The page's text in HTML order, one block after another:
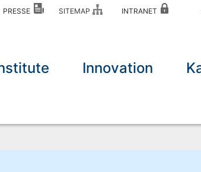
PRESSE SITEMAP INTRANET
Innovation